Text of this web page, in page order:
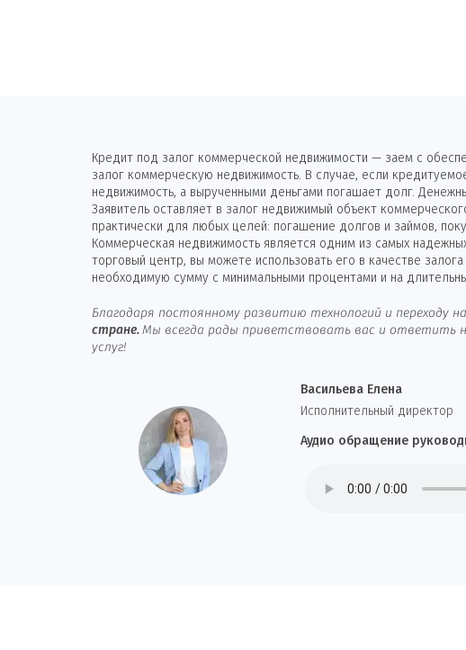
Кредит под залог коммерческой недвижимости — заем с
залог коммерческую недвижимость. В случае, если
недвижимость, а вырученными деньгами погашает долг.
Заявитель оставляет в залог недвижимый объект
практически для любых целей: погашение долгов и займов,
Коммерческая недвижимость является одним из самых
торговый центр, вы можете использовать его в качестве
необходимую сумму с минимальными процентами и на
Благодаря постоянному развитию технологий и переходу
стране. Мы всегда рады приветствовать вас и ответить
услуг!
Васильева Елена
И сполнительный директор
Аудио обращение